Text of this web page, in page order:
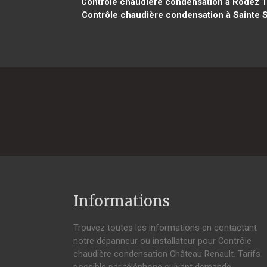
Contrôle chaudière condensation à Sainte
Informations
Trouvez toutes les informations en contactant
notre dépanneur ou installateur pour Contrôle
chaudière condensation Château Renault. Tarifs